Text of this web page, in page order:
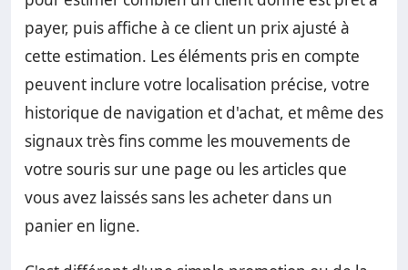
payer, puis affiche à ce client un prix ajusté à
cette estimation. Les éléments pris en compte
peuvent inclure votre localisation précise, votre
historique de navigation et d'achat, et même des
signaux très fins comme les mouvements de
votre souris sur une page ou les articles que
vous avez laissés sans les acheter dans un
panier en ligne.